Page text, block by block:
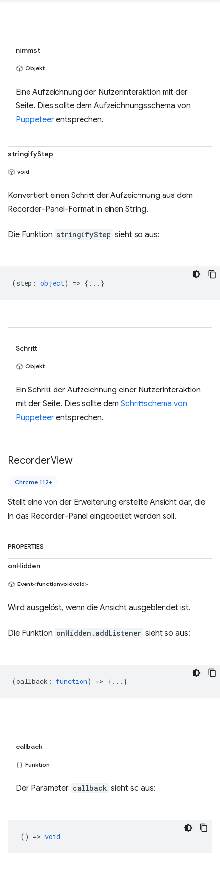
nimmst
Objekt
Eine Aufzeichnung der Nutzerinteraktion mit der
Seite. Dies sollte dem Aufzeichnungsschema von
Puppeteer entsprechen.
stringifyStep
void
Konvertiert einen Schritt der Aufzeichnung aus dem
Recorder-Panel-Format in einen String.
Die Funktion stringifyStep sieht so aus:
(step : object) => {...}
Schritt
Objekt
Ein Schritt der Aufzeichnung einer Nutzerinteraktion
mit der Seite. Dies sollte dem Schrittschema von
Puppeteer entsprechen.
RecorderView
Chrome 112+
Stellt eine von der Erweiterung erstellte Ansicht dar, die
in das Recorder-Panel eingebettet werden soll.
PROPERTIES
onHidden
Event<functionvoidvoid>
Wird ausgelöst, wenn die Ansicht ausgeblendet ist.
Die Funktion onHidden.addListener sieht so aus:
(callback : function) => {...}
callback
Funktion
Der Parameter callback sieht so aus:
() => void